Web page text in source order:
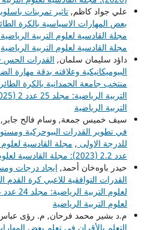
علي جواد كاظم, تاثير تمرينات
بعض المهارات الاسياسية بالكرة الطائرة
مجلة القادسية لعلوم التربية الرياضية
داؤد سليمان سلمان, القدرات الحس
البيوميكانيكية وعلاقته بدقة مهارة
منتخب جامعة الحمدانية بالكرة
التربية الرياضية
سيف خميس جمعة, وسام فالح جابر,
في تطوير القدرات البيوحركية
للدرجة الاولى ,
عدد 2.2 (2023): مجلة القادسية لعلوم التربية الرياضية
حیدر باوەخان أحمد, ايجاد درجات
القدرات التوافقية للاعبي كرة القدم
لعلوم التربية الرياضية
م.د بشير محمد فرحان, م. رؤى
التعلم بالأقران في تعلم بعض